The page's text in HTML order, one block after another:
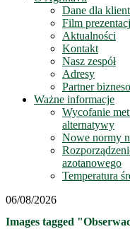
Dane dla
Film
Aktualności
Kontakt
Nasz zespół
Adresy
Partner
Ważne informacje
Wycofanie
alternatywy
Nowe normy
azotanowego
Temperatura
06/08/2026
Images tagged